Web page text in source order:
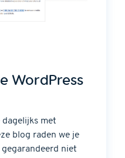
WordPress
dagelijks met
blog raden we je
niet